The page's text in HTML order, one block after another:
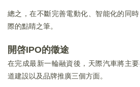
總之，在不斷完善電動化、智能化的同
際的點睛之筆。
開啓IPO的徵途
在完成最新一輪融資後，天際汽車將主
道建設以及品牌推廣三個方面。